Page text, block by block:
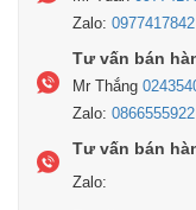
Zalo: 0977417842
Tư vấn bán
Mr Thắng
Zalo: 0866555922
Tư vấn bán
Zalo: